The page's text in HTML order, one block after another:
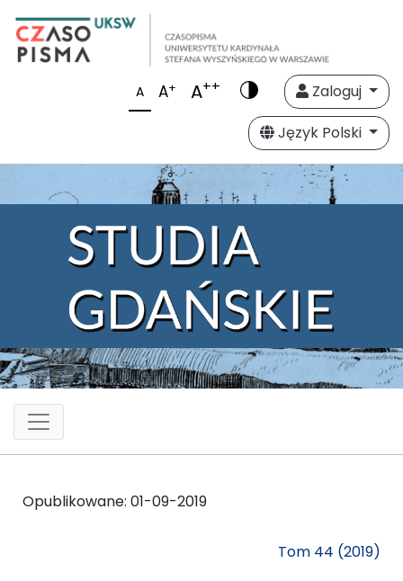
A A+ A++
Zaloguj
Język Polski
Opublikowane: 01-09-2019
Tom 44 (2019)